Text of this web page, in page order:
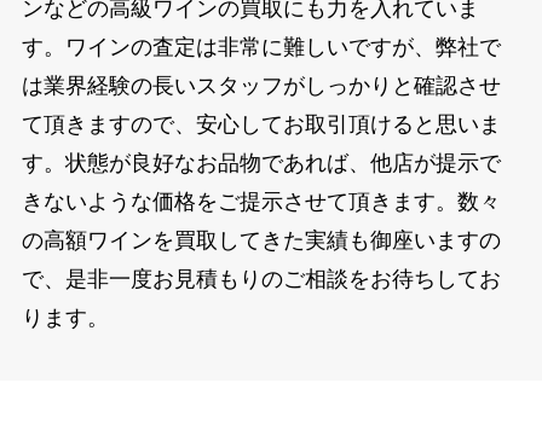
ンなどの高級ワインの買取にも力を入れていま
す。ワインの査定は非常に難しいですが、弊社で
は業界経験の長いスタッフがしっかりと確認させ
て頂きますので、安心してお取引頂けると思いま
す。状態が良好なお品物であれば、他店が提示で
きないような価格をご提示させて頂きます。数々
の高額ワインを買取してきた実績も御座いますの
で、是非一度お見積もりのご相談をお待ちしてお
ります。